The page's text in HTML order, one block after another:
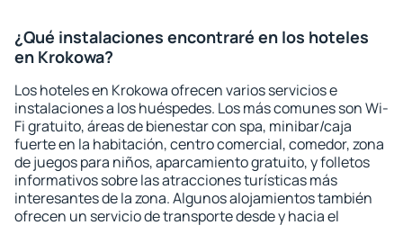
¿Qué instalaciones encontraré en los hoteles
en Krokowa?
Los hoteles en Krokowa ofrecen varios servicios e
instalaciones a los huéspedes. Los más comunes son Wi-
Fi gratuito, áreas de bienestar con spa, minibar/caja
fuerte en la habitación, centro comercial, comedor, zona
de juegos para niños, aparcamiento gratuito, y folletos
informativos sobre las atracciones turísticas más
interesantes de la zona. Algunos alojamientos también
ofrecen un servicio de transporte desde y hacia el